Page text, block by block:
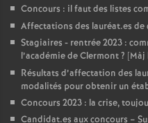
Concours : il faut des listes
Affectations des lauréat.es de
Stagiaires - rentrée 2023 :
l’académie de Clermont?
Résultats d’affectation des
modalités pour obtenir un
Concours 2023 : la crise,
Candidat.es aux concours –